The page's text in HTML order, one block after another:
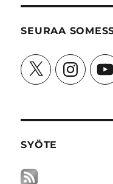
SEURAA
X Instagram
SYÖTE